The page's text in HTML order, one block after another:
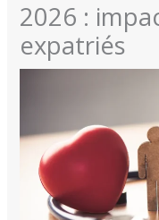
2026 :
expatriés